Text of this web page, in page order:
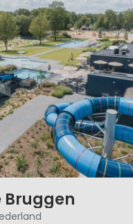
Bruggen